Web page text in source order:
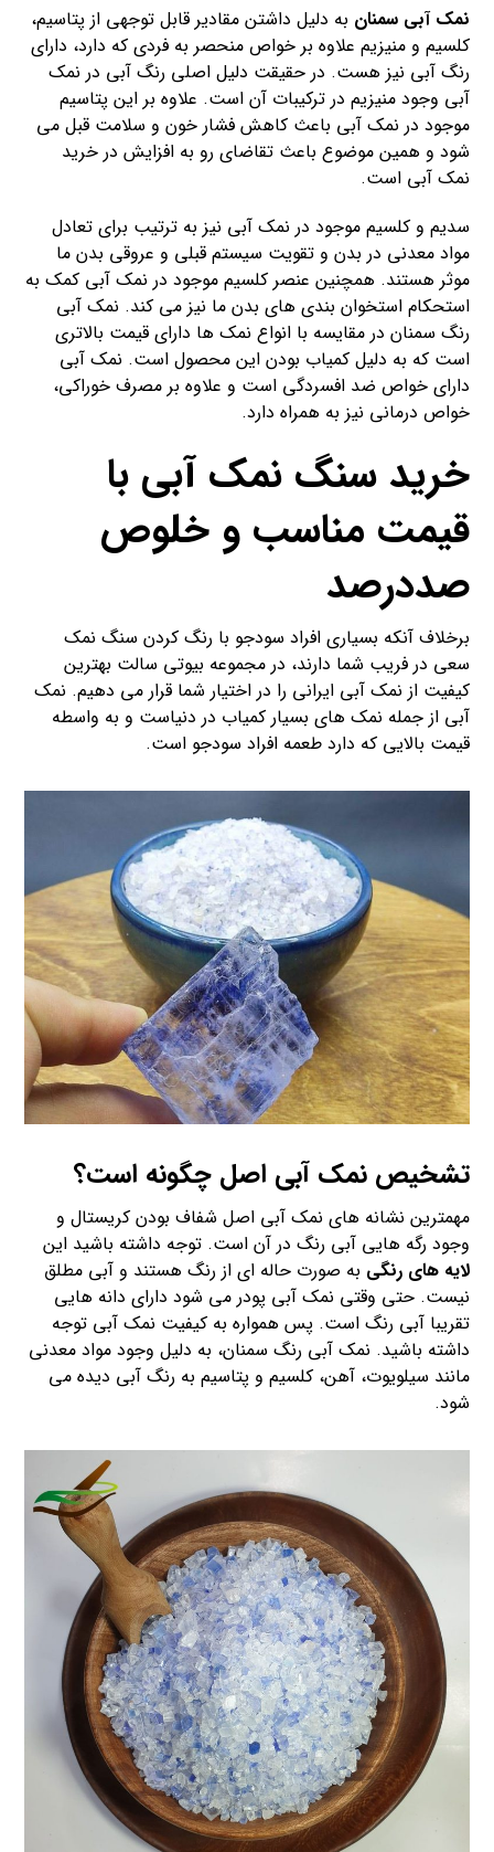
نمک آبی سمنان به دلیل داشتن مقادیر قابل توجهی از پتاسیم،
کلسیم و منیزیم علاوه بر خواص منحصر به فردی که دارد، دارای
رنگ آبی نیز هست. در حقیقت دلیل اصلی رنگ آبی در نمک
آبی وجود منیزیم در ترکیبات آن است. علاوه بر این پتاسیم
موجود در نمک آبی باعث کاهش فشار خون و سلامت قبل می
شود و همین موضوع باعث تقاضای رو به افزایش در خرید
نمک آبی است.
سدیم و کلسیم موجود در نمک آبی نیز به ترتیب برای تعادل
مواد معدنی در بدن و تقویت سیستم قبلی و عروقی بدن ما
موثر هستند. همچنین عنصر کلسیم موجود در نمک آبی کمک به
استحکام استخوان بندی های بدن ما نیز می کند. نمک آبی
رنگ سمنان در مقایسه با انواع نمک ها دارای قیمت بالاتری
است که به دلیل کمیاب بودن این محصول است. نمک آبی
دارای خواص ضد افسردگی است و علاوه بر مصرف خوراکی،
خواص درمانی نیز به همراه دارد.
خرید سنگ نمک آبی با
قیمت مناسب و خلوص
صددرصد
برخلاف آنکه بسیاری افراد سودجو با رنگ کردن سنگ نمک
سعی در فریب شما دارند، در مجموعه بیوتی سالت بهترین
کیفیت از نمک آبی ایرانی را در اختیار شما قرار می دهیم. نمک
آبی از جمله نمک های بسیار کمیاب در دنیاست و به واسطه
قیمت بالایی که دارد طعمه افراد سودجو است.
تشخیص نمک آبی اصل چگونه است؟
مهمترین نشانه های نمک آبی اصل شفاف بودن کریستال و
وجود رگه هایی آبی رنگ در آن است. توجه داشته باشید این
لایه های رنگی به صورت حاله ای از رنگ هستند و آبی مطلق
نیست. حتی وقتی نمک آبی پودر می شود دارای دانه هایی
تقریبا آبی رنگ است. پس همواره به کیفیت نمک آبی توجه
داشته باشید. نمک آبی رنگ سمنان، به دلیل وجود مواد معدنی
مانند سیلویوت، آهن، کلسیم و پتاسیم به رنگ آبی دیده می
شود.